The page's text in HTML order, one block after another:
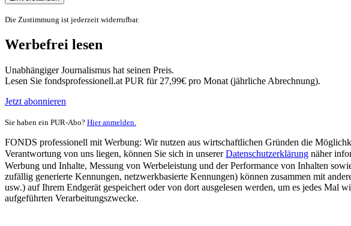
Die Zustimmung ist jederzeit widerrufbar.
Werbefrei lesen
Unabhängiger Journalismus hat seinen Preis.
Lesen Sie fondsprofessionell.at PUR für 27,99€ pro Monat (jährliche Abrechnung).
Jetzt abonnieren
Sie haben ein PUR-Abo? Hier anmelden.
FONDS professionell mit Werbung: Wir nutzen aus wirtschaftlichen Gründen die
Verantwortung von uns liegen, können Sie sich in unsererDatenschutzerklärung näher
Werbung und Inhalte, Messung von Werbeleistung und der Performance von Inhalten
zufällig generierte Kennungen, netzwerkbasierte Kennungen) können zusammen mit
usw.) auf Ihrem Endgerät gespeichert oder von dort ausgelesen werden, um es jedes Mal
aufgeführten Verarbeitungszwecke.